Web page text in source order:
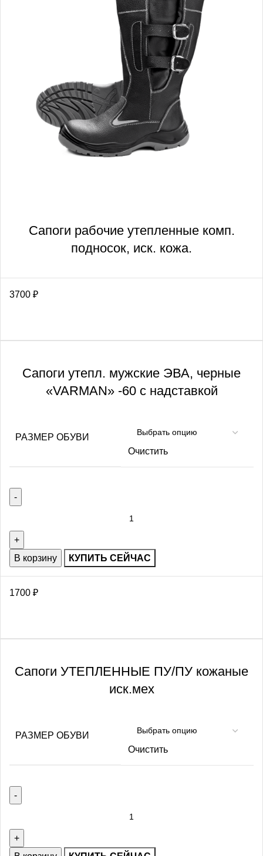
Сапоги рабочие утепленные комп.
подносок, иск. кожа.
3700 ₽
Сапоги утепл. мужские ЭВА, черные
«VARMAN» -60 с надставкой
РАЗМЕР ОБУВИ
Очистить
В корзину КУПИТЬ СЕЙЧАС
1700 ₽
Сапоги УТЕПЛЕННЫЕ ПУ/ПУ кожаные
иск.мех
РАЗМЕР ОБУВИ
Очистить